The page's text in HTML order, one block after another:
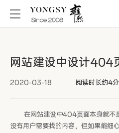
网站建设中设计404
2020-03-18 阅读时长约4
在网站建设中404页面本身就不
没有用户需要找的内容，但如果能细